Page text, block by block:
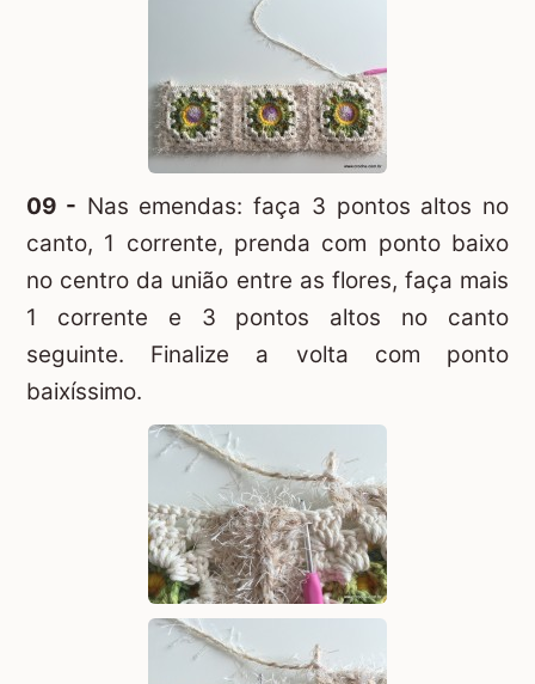
09 - Nas emendas: faça 3 pontos altos no
canto, 1 corrente, prenda com ponto baixo
no centro da união entre as flores, faça mais
1 corrente e 3 pontos altos no canto
seguinte. Finalize a volta com ponto
baixíssimo.